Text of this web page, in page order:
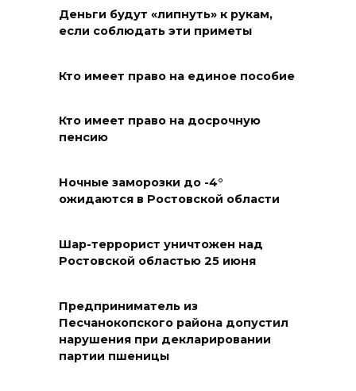
Островского
Сносить нельзя, сохранять
спасают доходный дом
Рувинского от запустения
бывшей жены, эвакуированы
08 августа 2026 13:19
Юрий Слюсарь поздравил
жителей Ростовской области
Деньги будут «липнуть» к рукам,
если соблюдать эти приметы
Кто имеет право на единое пособие
Кто имеет право на досрочную
пенсию
Ночные заморозки до -4°
ожидаются в Ростовской области
Шар-террорист уничтожен над
Ростовской областью 25 июня
Предприниматель из
Песчанокопского района допустил
нарушения при декларировании
партии пшеницы